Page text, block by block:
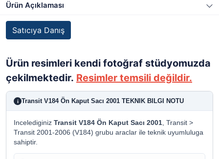
Ürün Açıklaması
Satıcıya Danış
Ürün resimleri kendi fotoğraf stüdyomuzda
çekilmektedir. Resimler temsili değildir.
i Transit V184 Ön Kaput Sacı 2001 TEKNIK BILGI NOTU
Incelediginiz Transit V184 Ön Kaput Sacı 2001, Transit >
Transit 2001-2006 (V184) grubu araclar ile teknik uyumluluga
sahiptir.